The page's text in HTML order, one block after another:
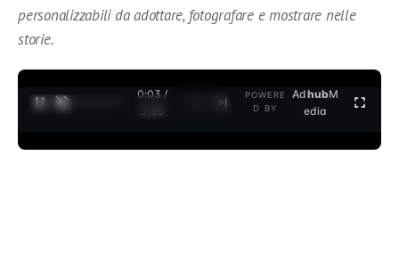
personalizzabili da adottare, fotografare e mostrare nelle
storie.
0:04 /
3:35
POWERE
D BY
AdhubM
edia